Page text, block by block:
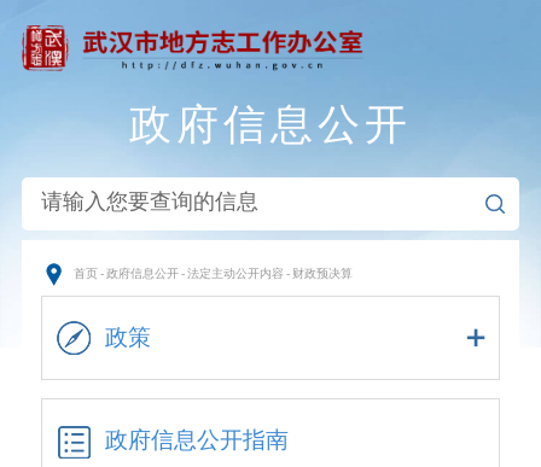
政府信息公开
首页 - 政府信息公开 - 法定主动公开内容 - 财政预决算
政策
政府信息公开指南